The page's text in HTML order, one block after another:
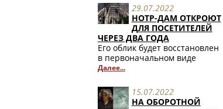
29.07.2022
НОТР-ДАМ ОТКРОЮТ
ДЛЯ ПОСЕТИТЕЛЕЙ
ЧЕРЕЗ ДВА ГОДА
Его облик будет восстановлен
в первоначальном виде
Далее...
15.07.2022
НА ОБОРОТНОЙ